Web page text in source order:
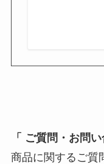
「 ご質問・お問い
商品に関するご質